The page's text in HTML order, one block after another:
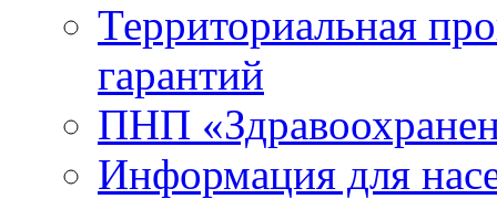
Территориальная
гарантий
ПНП
Информация для